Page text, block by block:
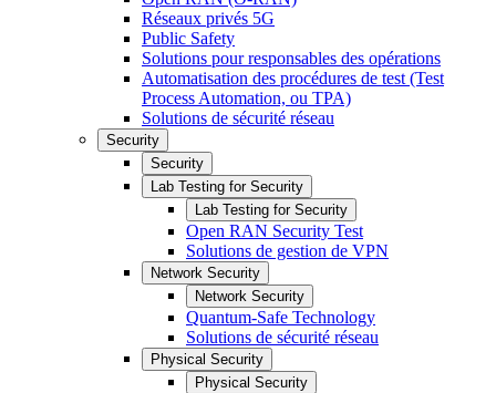
Réseaux privés 5G
Public Safety
Solutions pour responsables des opérations
Automatisation des procédures de test (Test
Process Automation, ou TPA)
Solutions de sécurité réseau
Security
Security
Lab Testing for Security
Lab Testing for Security
Open RAN Security Test
Solutions de gestion de VPN
Network Security
Network Security
Quantum-Safe Technology
Solutions de sécurité réseau
Physical Security
Physical Security